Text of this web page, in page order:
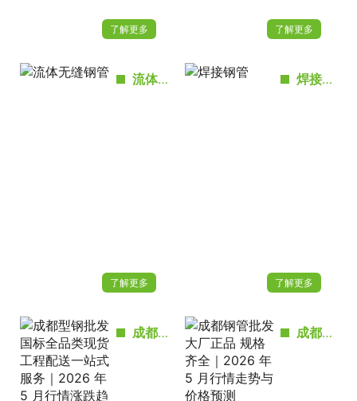
了解更多 了解更多
流体无缝钢管
了解更多
焊接钢管
了解更多
成都型钢批发国标全品类现货 工程配送一站式服务｜2026 年 5 月行情涨跌趋势与价格预测 成都钢管批发 大厂正品 规格齐全｜2026 年 5 月行情走势与价格预测